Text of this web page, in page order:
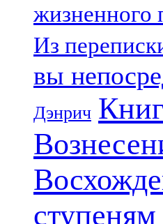
жизненного
Из
вы
Дэнрич